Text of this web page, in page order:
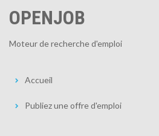
OPENJOB
Moteur de recherche d'emploi
Accueil
Publiez une offre d'emploi